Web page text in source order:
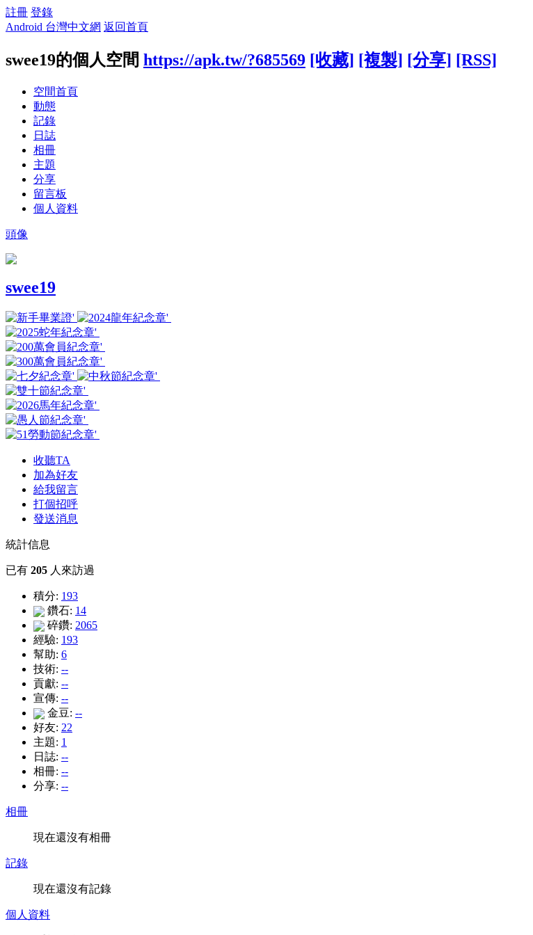
註冊 登錄
Android 台灣中文網 返回首頁
swee19的個人空間 https://apk.tw/?685569 [收藏] [複製] [分享] [RSS]
空間首頁
動態
記錄
日誌
相冊
主題
分享
留言板
個人資料
頭像
swee19
收聽TA
加為好友
給我留言
打個招呼
發送消息
統計信息
已有 205 人來訪過
積分: 193
鑽石: 14
碎鑽: 2065
經驗: 193
幫助: 6
技術: --
貢獻: --
宣傳: --
金豆: --
好友: 22
主題: 1
日誌: --
相冊: --
分享: --
相冊
現在還沒有相冊
記錄
現在還沒有記錄
個人資料